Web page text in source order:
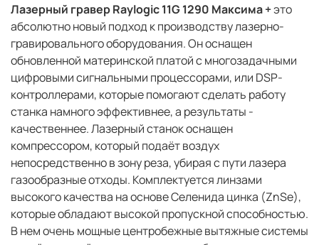
Лазерный гравер Raylogic 11G 1290 Максима +это
абсолютно новый подход к производству лазерно-
гравировального оборудования. Он оснащен
обновленной материнской платой с многозадачными
цифровыми сигнальными процессорами, или DSP-
контроллерами, которые помогают сделать работу
станка намного эффективнее, а результаты -
качественнее. Лазерный станок оснащен
компрессором, который подаёт воздух
непосредственно в зону реза, убирая с пути лазера
газообразные отходы. Комплектуется линзами
высокого качества на основе Селенида цинка (ZnSe),
которые обладают высокой пропускной способностью.
В нем очень мощные центробежные вытяжные системы